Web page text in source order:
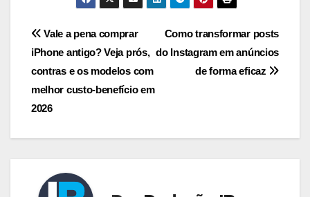
Navegação
de
Post
Como transformar posts
do Instagram em anúncios
de forma eficaz
Vale a pena comprar
iPhone antigo? Veja prós,
contras e os modelos com
melhor custo-benefício em
2026